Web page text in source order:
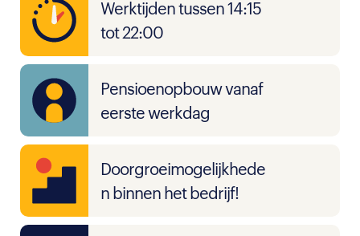
Werktijden tussen 14:15
tot 22:00
Pensioenopbouw vanaf
eerste werkdag
Doorgroeimogelijkhede
n binnen het bedrijf!